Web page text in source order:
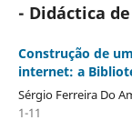
- Didáctica
Construção de
internet: a
Sérgio Ferreira Do
1-11